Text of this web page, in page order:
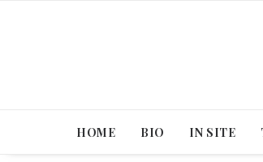
HOME BIO IN SITE